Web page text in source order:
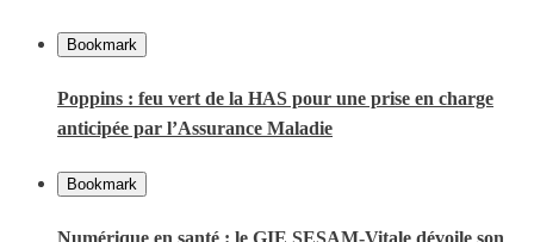
Bookmark
Poppins : feu vert de la HAS pour une prise en charge
anticipée par l’Assurance Maladie
Bookmark